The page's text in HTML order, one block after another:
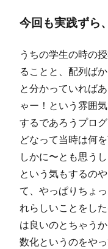
今回も実践ずら
うちの学生の時の
ることと、配列ば
と分かっていれば
ゃー！という雰囲
するであろうプロ
どなって当時は何
しかに〜とも思う
という気もするの
て、やっぱりちょ
れらしいことをし
は良いのとちゃう
数化というのをや